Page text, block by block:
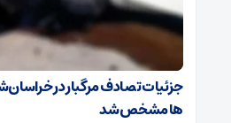
جزئیات تصادف مرگبار در
ها مشخص شد